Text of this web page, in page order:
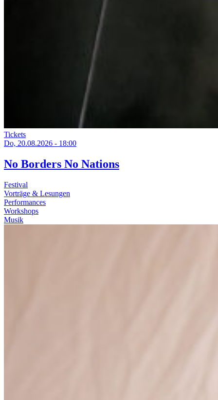
Tickets
Do, 20.08.2026 - 18:00
No Borders No Nations
Festival
Vorträge & Lesungen
Performances
Workshops
Musik